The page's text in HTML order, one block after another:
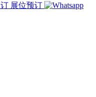
展位预订